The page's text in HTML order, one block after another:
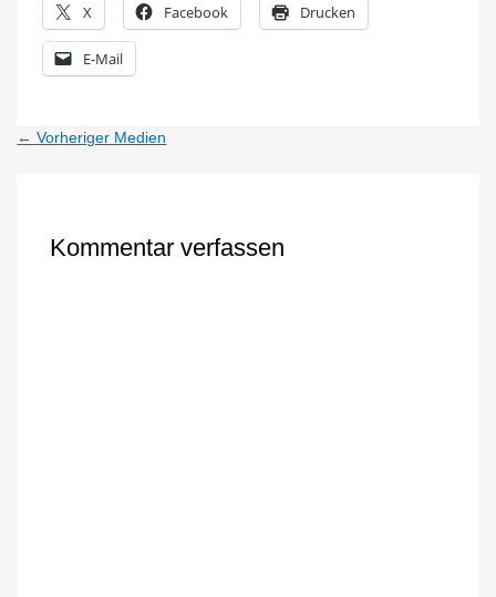
X Facebook Drucken
E-Mail
← Vorheriger Medien
Kommentar verfassen